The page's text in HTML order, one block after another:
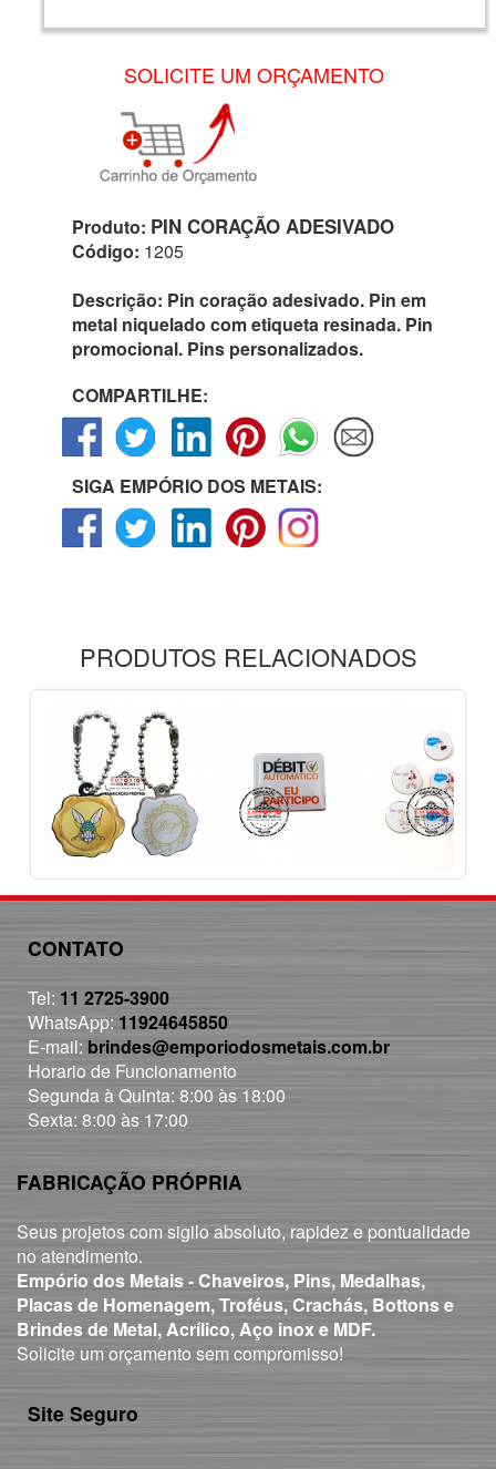
SOLICITE UM ORÇAMENTO
Produto: PIN CORAÇÃO ADESIVADO
Código: 1205
Descrição: Pin coração adesivado. Pin em
metal niquelado com etiqueta resinada. Pin
promocional. Pins personalizados.
COMPARTILHE:
SIGA EMPÓRIO DOS METAIS:
PRODUTOS RELACIONADOS
CONTATO
Tel: 11 2725-3900
WhatsApp: 11924645850
E-mail: brindes@emporiodosmetais.com.br
Horario de Funcionamento
Segunda à Quinta: 8:00 às 18:00
Sexta: 8:00 às 17:00
FABRICAÇÃO PRÓPRIA
Seus projetos com sigilo absoluto, rapidez e pontualidade
no atendimento.
Empório dos Metais - Chaveiros, Pins, Medalhas,
Placas de Homenagem, Troféus, Crachás, Bottons e
Brindes de Metal, Acrílico, Aço inox e MDF.
Solicite um orçamento sem compromisso!
Site Seguro